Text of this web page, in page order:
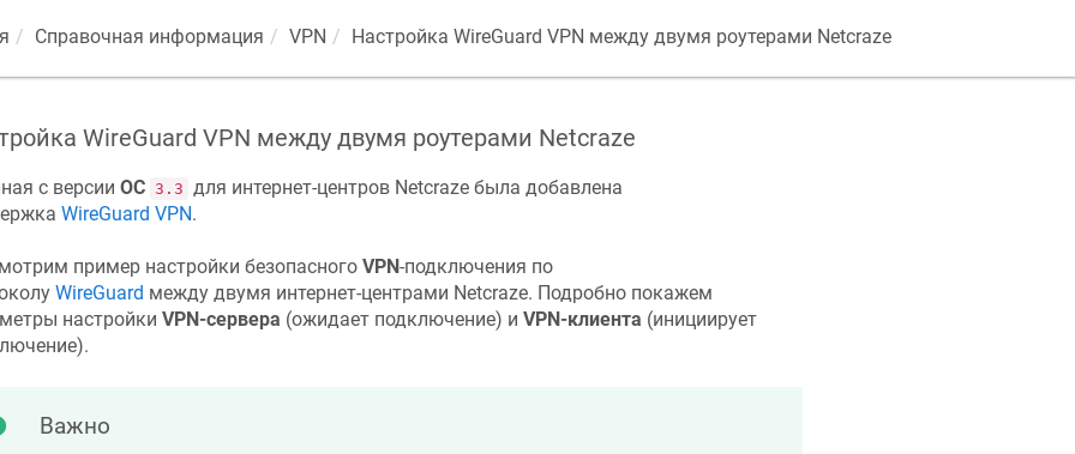
Справочная информация VPN Настройка WireGuard VPN между двумя роутерами Netcraze
WireGuard VPN между двумя роутерами Netcraze
с версии ОС 3.3 для интернет-центров Netcrazeбыла добавлена
WireGuard VPN.
пример настройки безопасного VPN-подключения по
WireGuard между двумя интернет-центрами Netcraze. Подробно покажем
настройки VPN-сервера (ожидает подключение) и VPN-клиента (инициирует
Важно